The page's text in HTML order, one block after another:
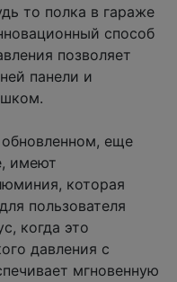
то полка в гараже
способ
позволяет
панели и
еще
имеют
которая
пользователя
когда это
давления с
мгновенную